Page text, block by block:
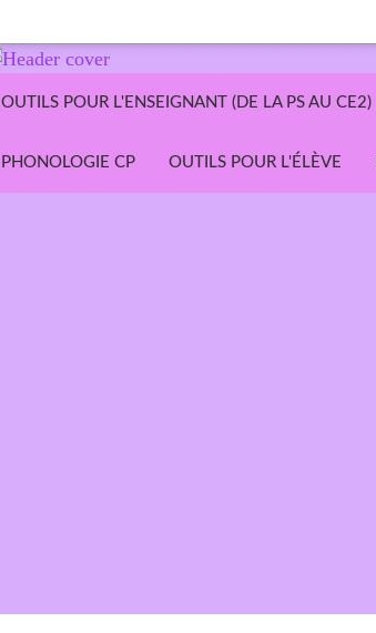
OUTILS POUR L'ENSEIGNANT (DE LA PS AU CE2)
PHONOLOGIE CP OUTILS POUR L'ÉLÈVE